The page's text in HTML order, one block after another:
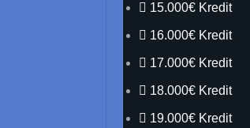
15.000€ Kredit
16.000€ Kredit
17.000€ Kredit
18.000€ Kredit
19.000€ Kredit